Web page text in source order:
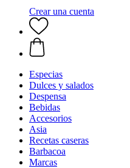
Crear una cuenta
Especias
Dulces y salados
Despensa
Bebidas
Accesorios
Asia
Recetas caseras
Barbacoa
Marcas